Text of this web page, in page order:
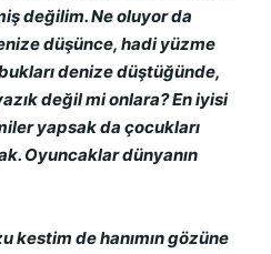
değilim. Ne oluyor da
düşünce, hadi yüzme
denize düştüğünde,
değil mi onlara? En iyisi
yapsak da çocukları
Oyuncaklar dünyanın
kestim de hanımın gözüne